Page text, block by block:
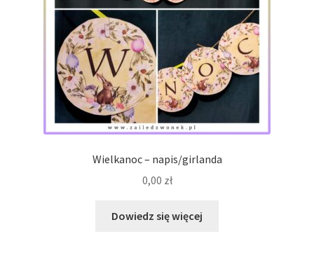
Wielkanoc – napis/girlanda
0,00 zł
Dowiedz się więcej